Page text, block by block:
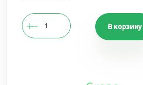
В корзину